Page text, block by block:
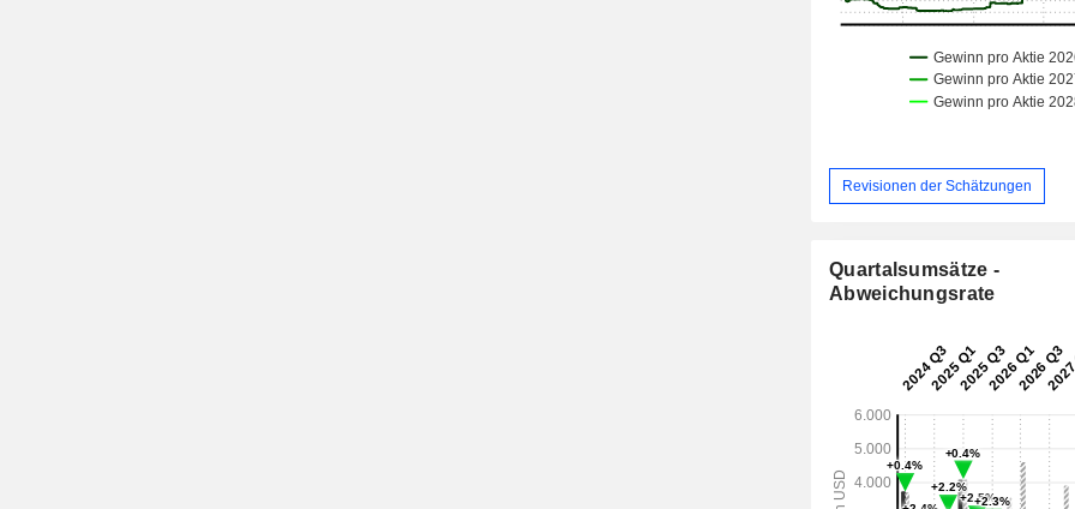
Revisionen der Schätzungen
Quartalsumsätze -
Abweichungsrate